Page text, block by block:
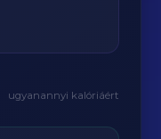
ugyanannyi kalóriáért